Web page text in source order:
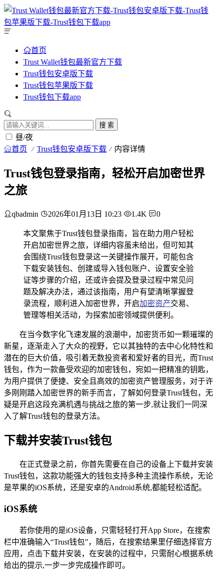
首页
Trust Wallet钱包最新官方下载
Trust钱包安卓版下载
Trust钱包苹果版下载
Trust钱包下载app
搜 索
昼/夜
首页 Trust钱包安卓版下载 内容详情
Trust钱包登录指南，轻松开启加密世界
之旅
qbadmin 2026年01月13日 10:23 1.4K 0
本文聚焦于Trust钱包登录指南，旨在助力用户轻松
开启加密世界之旅，详细内容虽未给出，但可知其
会围绕Trust钱包登录这一关键操作展开，可能包含
下载安装钱包、创建或导入钱包账户、设置安全验
证等步骤的介绍，还或许会提及登录过程中常见问
题及解决办法，通过该指南，用户有望清晰掌握登
录流程，顺利进入加密世界，开启加密资产交易、
管理等相关活动，为探索加密领域提供便利。
在当今数字化飞速发展的浪潮中，加密货币如一颗璀璨的
新星，逐渐走入了大众的视野，它以其独特的去中心化特性和
潜在的巨大价值，吸引着无数投资者和爱好者的目光，而Trust
钱包，作为一款备受欢迎的加密钱包，宛如一把精准的钥匙，
为用户提供了便捷、安全且高效的加密资产管理服务，对于许
多刚刚踏入加密世界的新手而言，了解如何登录Trust钱包，无
疑是开启这段充满机遇与挑战之旅的第一步,就让我们一同深
入了解Trust钱包的登录方法。
下载并安装Trust钱包
在正式登录之前，你首先需要在自己的设备上下载并安装
Trust钱包，这款功能强大的钱包支持多种主流操作系统，无论
是苹果的iOS系统，还是安卓的Android系统,都能轻松适配。
iOS系统
若你使用的是iOS设备，只需轻轻打开App Store，在搜索
栏中准确输入“Trust钱包”，随后，在搜索结果里仔细选择官方
应用，点击下载并安装，在安装的过程中，只需耐心根据系统
给出的提示,一步一步完成操作即可。